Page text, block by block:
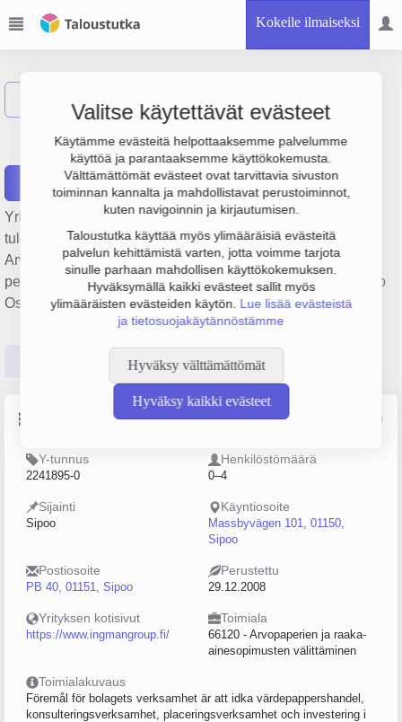
Kokeile ilmaiseksi
Valitse käytettävät evästeet
Käytämme evästeitä helpottaaksemme palvelumme
käyttöä ja parantaaksemme käyttökokemusta.
Välttämättömät evästeet ovat tarvittavia sivuston
toiminnan kannalta ja mahdollistavat perustoiminnot,
kuten navigoinnin ja kirjautumisen.
Taloustutka käyttää myös ylimääräisiä evästeitä
palvelun kehittämistä varten, jotta voimme tarjota
sinulle parhaan mahdollisen käyttökokemuksen.
Hyväksymällä kaikki evästeet sallit myös
ylimääräisten evästeiden käytön. Lue lisää evästeistä
ja tietosuojakäytännöstämme
Hyväksy välttämättömät
Hyväksy kaikki evästeet
Oy Ingman Finance Ab
Raportit
Yrityksen Oy Ingman Finance Ab liikevaihto on 28.9 milj. €,
tulos 17.6 milj. € ja henkilöstömäärä 0. Sen päätoimiala on
Arvopaperien ja raaka-ainesopimusten välittäminen,
perustamisvuosi 2008 ja sijainti Sipoo. Yrityksen yhtiömuoto
Osakeyhtiö (OY).
Tilinpäätösluvut Päättäjätiedot
Lähde: YTJ, PRH, Traficom
Y-tunnus
2241895-0
Henkilöstömäärä
0–4
Sijainti
Sipoo
Käyntiosoite
Massbyvägen 101, 01150,
Sipoo
Postiosoite
PB 40, 01151, Sipoo
Perustettu
29.12.2008
Yrityksen kotisivut
https://www.ingmangroup.fi/
Toimiala
66120 - Arvopaperien ja raaka-
ainesopimusten välittäminen
Toimialakuvaus
Föremål för bolagets verksamhet är att idka värdepappershandel,
konsulteringsverksamhet, placeringsverksamhet och investering i